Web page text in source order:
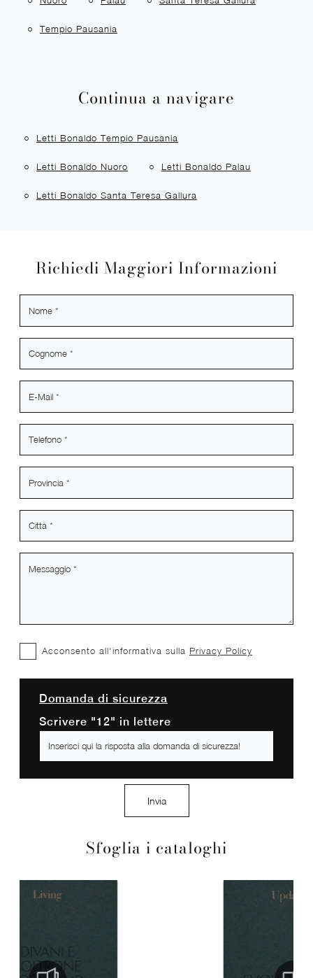
Tempio Pausania
Continua a navigare
Letti Bonaldo Tempio Pausania
Letti Bonaldo Nuoro Letti Bonaldo Palau
Letti Bonaldo Santa Teresa Gallura
Sfoglia i cataloghi
Richiedi Maggiori Informazioni
Acconsento all'informativa sulla Privacy Policy
Domanda di sicurezza
Scrivere "12" in lettere
Invia